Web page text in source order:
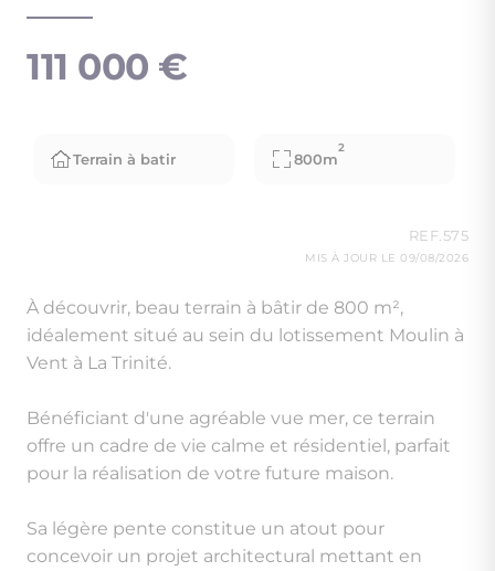
111 000 €
Terrain à batir 800m
2
REF.575
MIS À JOUR LE 09/08/2026
À découvrir, beau terrain à bâtir de 800 m²,
idéalement situé au sein du lotissement Moulin à
Vent à La Trinité.
Bénéficiant d'une agréable vue mer, ce terrain
offre un cadre de vie calme et résidentiel, parfait
pour la réalisation de votre future maison.
Sa légère pente constitue un atout pour
concevoir un projet architectural mettant en